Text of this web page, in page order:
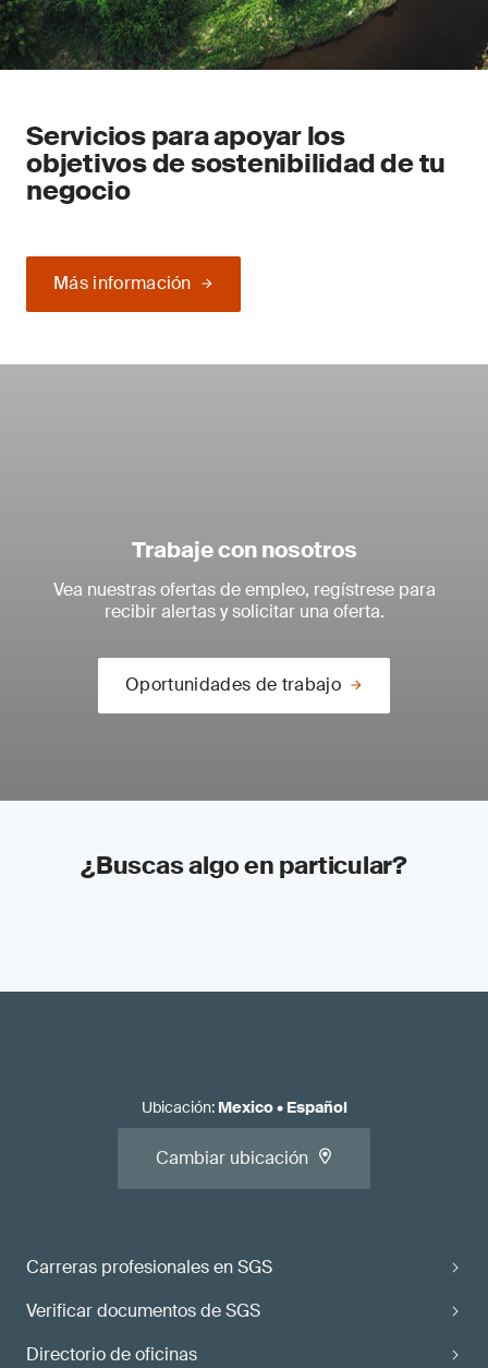
Servicios para apoyar los
objetivos de sostenibilidad de tu
negocio
Más información
Trabaje con nosotros
Vea nuestras ofertas de empleo, regístrese para
recibir alertas y solicitar una oferta.
Oportunidades de trabajo
¿Buscas algo en particular?
Carreras profesionales en SGS
Verificar documentos de SGS
Directorio de oficinas
Ubicación: Mexico• Español
Cambiar ubicación